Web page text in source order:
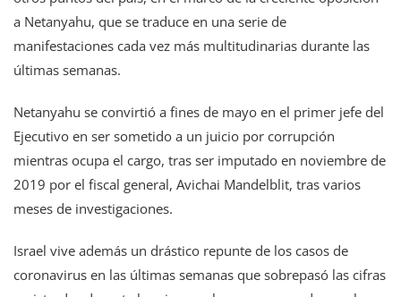
a Netanyahu, que se traduce en una serie de
manifestaciones cada vez más multitudinarias durante las
últimas semanas.
Netanyahu se convirtió a fines de mayo en el primer jefe del
Ejecutivo en ser sometido a un juicio por corrupción
mientras ocupa el cargo, tras ser imputado en noviembre de
2019 por el fiscal general, Avichai Mandelblit, tras varios
meses de investigaciones.
Israel vive además un drástico repunte de los casos de
coronavirus en las últimas semanas que sobrepasó las cifras